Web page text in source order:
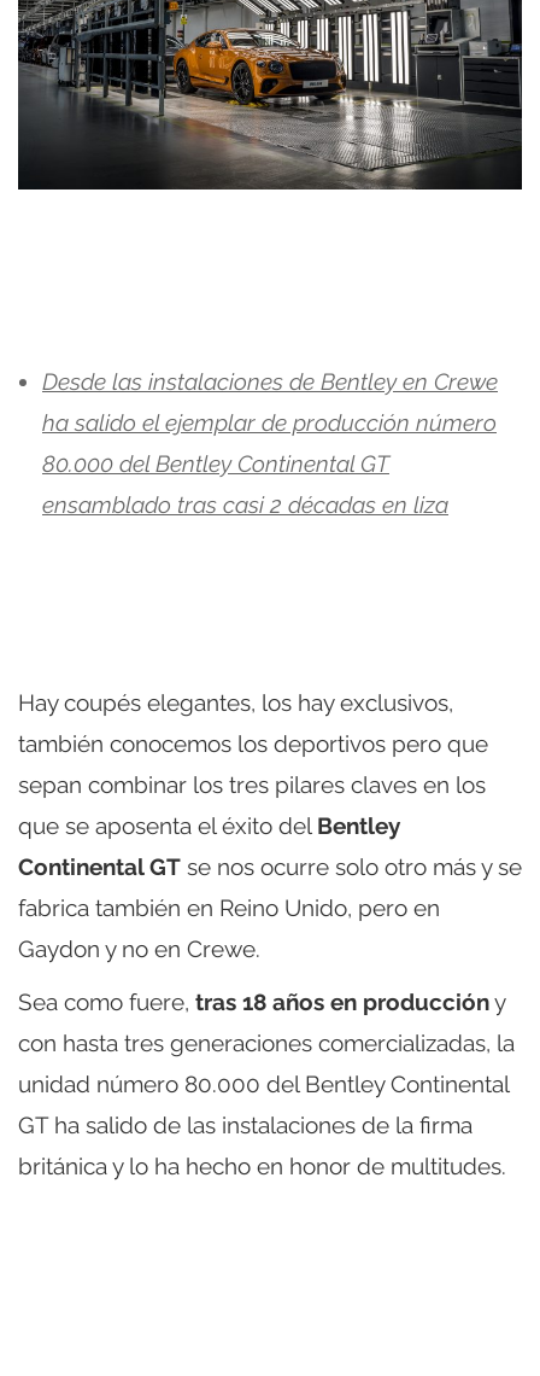
Desde las instalaciones de Bentley en Crewe
ha salido el ejemplar de producción número
80.000 del Bentley Continental GT
ensamblado tras casi 2 décadas en liza
Hay coupés elegantes, los hay exclusivos,
también conocemos los deportivos pero que
sepan combinar los tres pilares claves en los
que se aposenta el éxito del Bentley
Continental GT se nos ocurre solo otro más y se
fabrica también en Reino Unido, pero en
Gaydon y no en Crewe.
Sea como fuere, tras 18 años en produccióny
con hasta tres generaciones comercializadas, la
unidad número 80.000 del Bentley Continental
GT ha salido de las instalaciones de la firma
británica y lo ha hecho en honor de multitudes.